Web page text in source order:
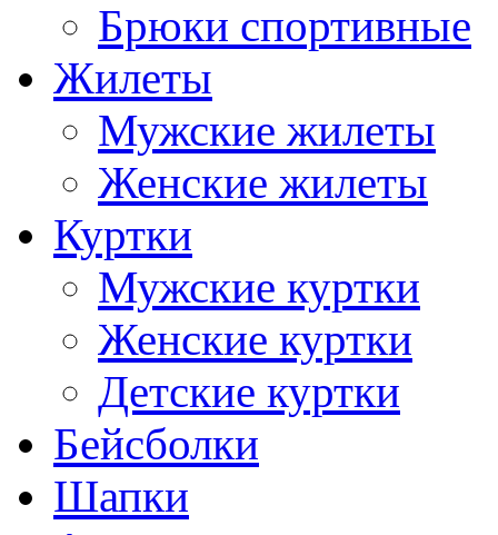
Брюки спортивные
Жилеты
Мужские жилеты
Женские жилеты
Куртки
Мужские куртки
Женские куртки
Детские куртки
Бейсболки
Шапки